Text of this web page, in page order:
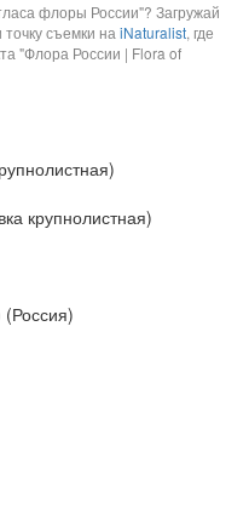
флоры России"? Загружай
съемки на iNaturalist, где
"Флора России | Flora of
крупнолистная)